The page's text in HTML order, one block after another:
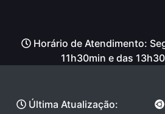
Horário de Atendimento:
11h30min e das
Última Atualização: